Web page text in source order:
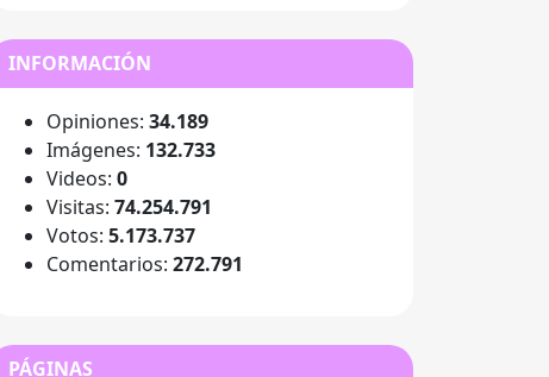
INFORMACIÓN
Opiniones: 34.189
Imágenes: 132.733
Videos: 0
Visitas: 74.254.791
Votos: 5.173.737
Comentarios: 272.791
PÁGINAS